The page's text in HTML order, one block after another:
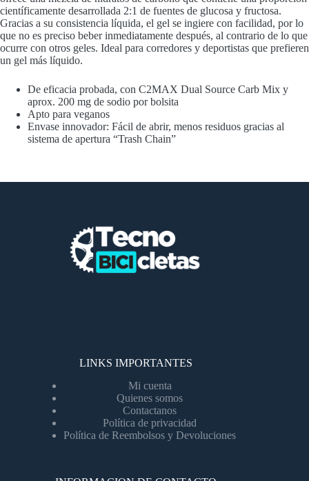
científicamente desarrollada 2:1 de fuentes de glucosa y fructosa.
Gracias a su consistencia líquida, el gel se ingiere con facilidad, por lo
que no es preciso beber inmediatamente después, al contrario de lo que
ocurre con otros geles. Ideal para corredores y deportistas que prefieren
un gel más líquido.
De eficacia probada, con C2MAX Dual Source Carb Mix y
aprox. 200 mg de sodio por bolsita
Apto para veganos
Envase innovador: Fácil de abrir, menos residuos gracias al
sistema de apertura “Trash Chain”
LINKS IMPORTANTES
Mi cuenta
Quienes somos
Contactanos
Política de privacidad
Política de Reembolsos y Devoluciones